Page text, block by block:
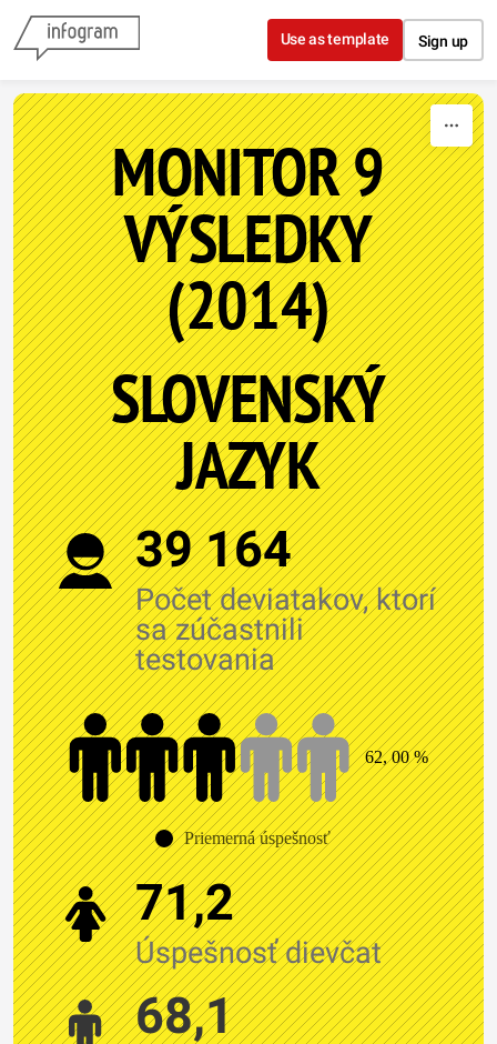
Skip to content
Use as template Sign up
MONITOR 9
VÝSLEDKY
(2014)
SLOVENSKÝ
JAZYK
39 164
Počet deviatakov, ktorí
sa zúčastnili
testovania
62, 00 %
Priemerná úspešnosť
71,2
Úspešnosť dievčat
68,1